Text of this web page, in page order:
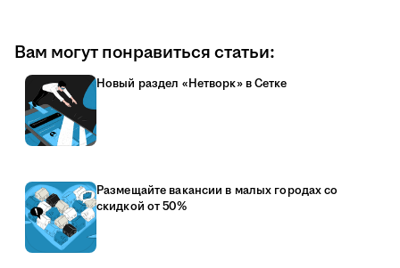
Вам могут понравиться статьи:
Новый раздел «Нетворк» в Сетке
Размещайте вакансии в малых городах со
скидкой от 50%